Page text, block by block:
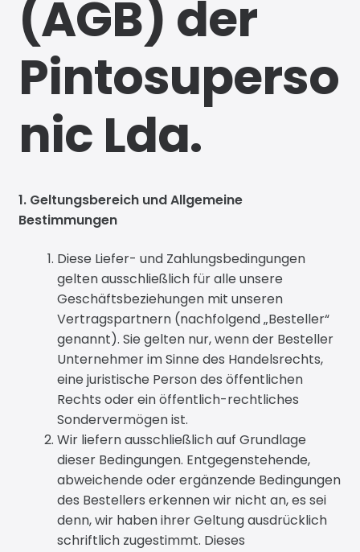
(AGB) der
Pintosuperso
nic Lda.
1. Geltungsbereich und Allgemeine
Bestimmungen
Diese Liefer- und Zahlungsbedingungen
gelten ausschließlich für alle unsere
Geschäftsbeziehungen mit unseren
Vertragspartnern (nachfolgend „Besteller“
genannt). Sie gelten nur, wenn der Besteller
Unternehmer im Sinne des Handelsrechts,
eine juristische Person des öffentlichen
Rechts oder ein öffentlich-rechtliches
Sondervermögen ist.
Wir liefern ausschließlich auf Grundlage
dieser Bedingungen. Entgegenstehende,
abweichende oder ergänzende Bedingungen
des Bestellers erkennen wir nicht an, es sei
denn, wir haben ihrer Geltung ausdrücklich
schriftlich zugestimmt. Dieses